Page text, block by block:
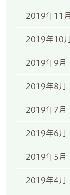
2019年11月
2019年10月
2019年9月
2019年8月
2019年7月
2019年6月
2019年5月
2019年4月